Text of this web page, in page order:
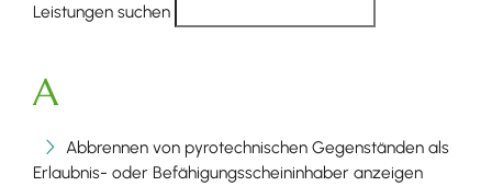
Leistungen suchen
A
Abbrennen von pyrotechnischen Gegenständen als
Erlaubnis- oder Befähigungsscheininhaber anzeigen